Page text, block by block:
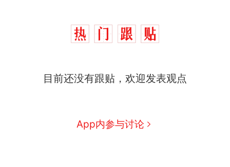
目前还没有跟贴，欢迎发表观点
App内参与讨论